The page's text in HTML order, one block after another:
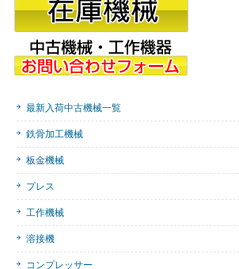
最新入荷中古機械一覧
鉄骨加工機械
板金機械
プレス
工作機械
溶接機
コンプレッサー